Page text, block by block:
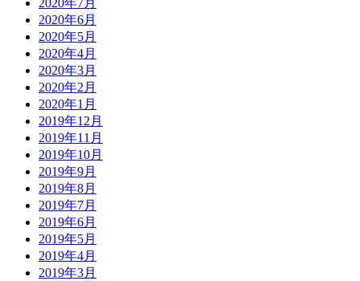
2020年6月
2020年5月
2020年4月
2020年3月
2020年2月
2020年1月
2019年12月
2019年11月
2019年10月
2019年9月
2019年8月
2019年7月
2019年6月
2019年5月
2019年4月
2019年3月